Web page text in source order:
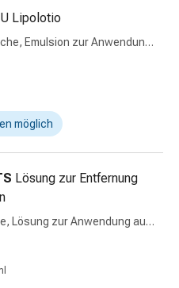
U Lipolotio
Emulsion zur Anwendung
möglich
Lösung zur Entfernung
Lösung zur Anwendung auf